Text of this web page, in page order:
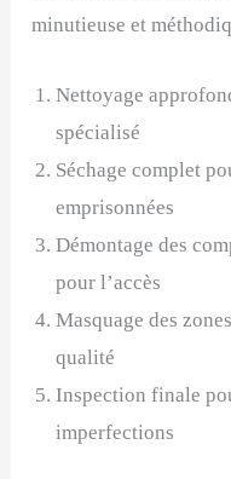
minutieuse et
Nettoyage
spécialisé
Séchage complet
emprisonnées
Démontage des
pour l’accès
Masquage des
qualité
Inspection finale
imperfections